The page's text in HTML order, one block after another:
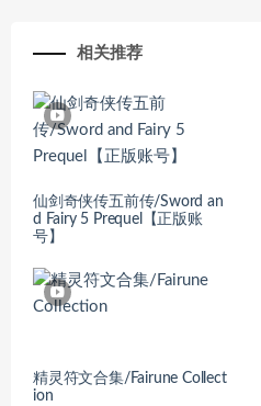
相关推荐
仙剑奇侠传五前传/Sword an
d Fairy 5 Prequel【正版账
号】
精灵符文合集/Fairune Collect
ion